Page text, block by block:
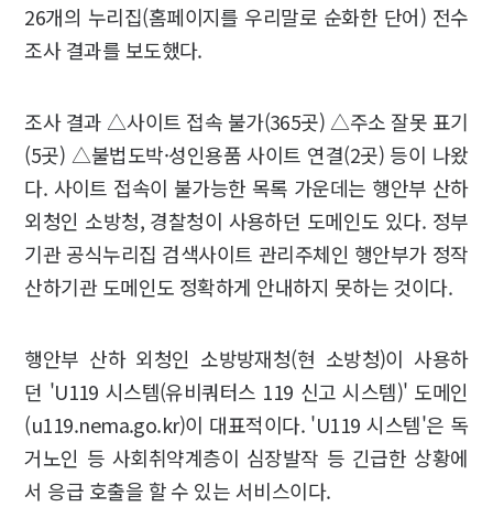
26개의 누리집(홈페이지를 우리말로 순화한 단어) 전수
조사 결과를 보도했다.
조사 결과 △사이트 접속 불가(365곳) △주소 잘못 표기
(5곳) △불법도박·성인용품 사이트 연결(2곳) 등이 나왔
다. 사이트 접속이 불가능한 목록 가운데는 행안부 산하
외청인 소방청, 경찰청이 사용하던 도메인도 있다. 정부
기관 공식누리집 검색사이트 관리주체인 행안부가 정작
산하기관 도메인도 정확하게 안내하지 못하는 것이다.
행안부 산하 외청인 소방방재청(현 소방청)이 사용하
던 'U119 시스템(유비쿼터스 119 신고 시스템)' 도메인
(u119.nema.go.kr)이 대표적이다. 'U119 시스템'은 독
거노인 등 사회취약계층이 심장발작 등 긴급한 상황에
서 응급 호출을 할 수 있는 서비스이다.